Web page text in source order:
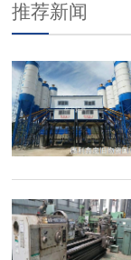
推荐新闻